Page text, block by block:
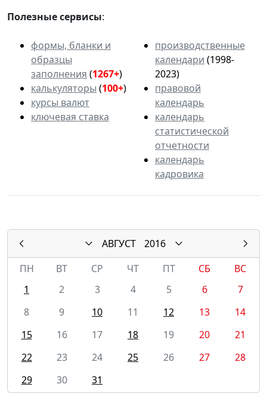
Полезные сервисы:
формы, бланки и
образцы
заполнения (1267+)
калькуляторы (100+)
курсы валют
ключевая ставка
производственные
календари (1998-
2023)
правовой
календарь
календарь
статистической
отчетности
календарь
кадровика
АВГУСТ
2016
ПН
ВТ СР ЧТ ПТ СБ
ВС
1
2 3 4 5 6
7
8
9 10 11 12 13
14
15
16 17 18 19 20
21
22
23 24 25 26 27
28
29
30 31